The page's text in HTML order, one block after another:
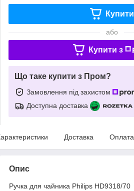
Купити
або
Купити з
Що таке купити з Пром?
Замовлення під захистом
Доступна доставка
Доставка Оплата
Опис
Ручка для чайника Philips HD9318/70